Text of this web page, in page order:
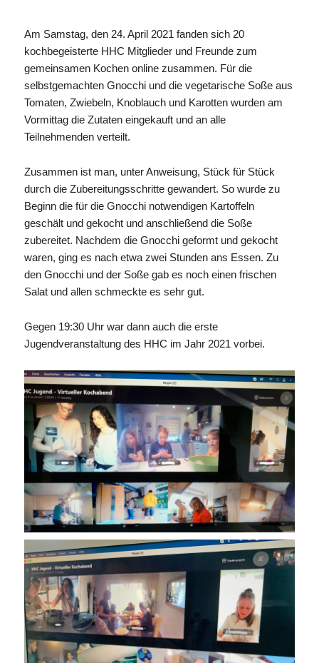
Am Samstag, den 24. April 2021 fanden sich 20
kochbegeisterte HHC Mitglieder und Freunde zum
gemeinsamen Kochen online zusammen. Für die
selbstgemachten Gnocchi und die vegetarische Soße aus
Tomaten, Zwiebeln, Knoblauch und Karotten wurden am
Vormittag die Zutaten eingekauft und an alle
Teilnehmenden verteilt.
Zusammen ist man, unter Anweisung, Stück für Stück
durch die Zubereitungsschritte gewandert. So wurde zu
Beginn die für die Gnocchi notwendigen Kartoffeln
geschält und gekocht und anschließend die Soße
zubereitet. Nachdem die Gnocchi geformt und gekocht
waren, ging es nach etwa zwei Stunden ans Essen. Zu
den Gnocchi und der Soße gab es noch einen frischen
Salat und allen schmeckte es sehr gut.
Gegen 19:30 Uhr war dann auch die erste
Jugendveranstaltung des HHC im Jahr 2021 vorbei.